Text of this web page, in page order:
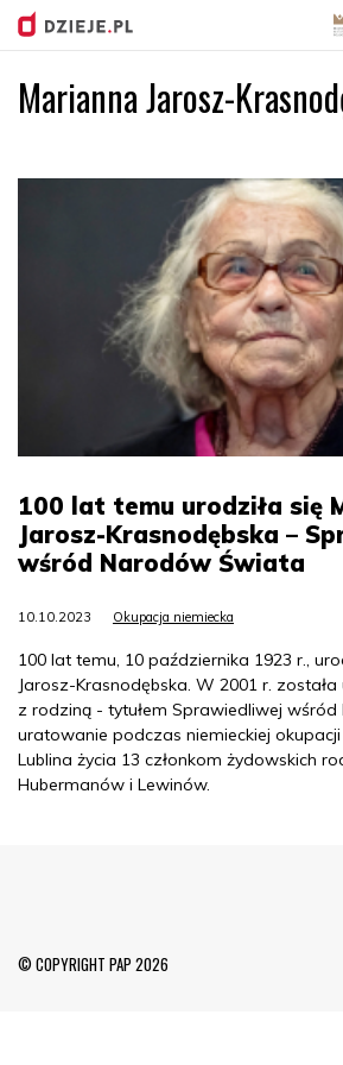
Przejdź
do
Marianna Jarosz-
100 lat temu urodziła się
Jarosz-Krasnodębska –
wśród Narodów Świata
10.10.2023 Okupacja niemiecka
100 lat temu, 10 października 1923 r.,
Jarosz-Krasnodębska. W 2001 r.
z rodziną - tytułem Sprawiedliwej
uratowanie podczas niemieckiej okupacji
Lublina życia 13 członkom żydowskich
Hubermanów i Lewinów.
© COPYRIGHT PAP 2026